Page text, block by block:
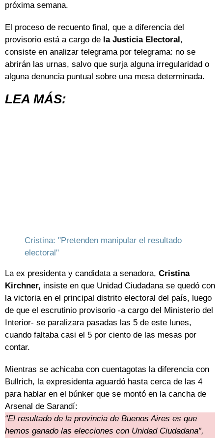
próxima semana.
El proceso de recuento final, que a diferencia del
provisorio está a cargo de la Justicia Electoral,
consiste en analizar telegrama por telegrama: no se
abrirán las urnas, salvo que surja alguna irregularidad o
alguna denuncia puntual sobre una mesa determinada.
LEA MÁS:
Cristina: "Pretenden manipular el resultado
electoral"
La ex presidenta y candidata a senadora, Cristina
Kirchner, insiste en que Unidad Ciudadana se quedó con
la victoria en el principal distrito electoral del país, luego
de que el escrutinio provisorio -a cargo del Ministerio del
Interior- se paralizara pasadas las 5 de este lunes,
cuando faltaba casi el 5 por ciento de las mesas por
contar.
Mientras se achicaba con cuentagotas la diferencia con
Bullrich, la expresidenta aguardó hasta cerca de las 4
para hablar en el búnker que se montó en la cancha de
Arsenal de Sarandí:
“El resultado de la provincia de Buenos Aires es que
hemos ganado las elecciones con Unidad Ciudadana”,